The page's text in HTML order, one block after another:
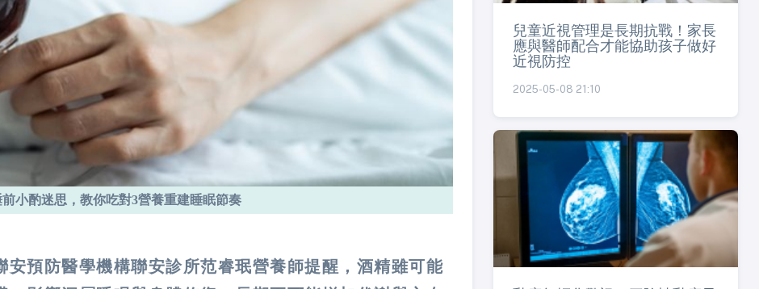
小酌迷思，教你吃對3營養重建睡眠節奏
預防醫學機構聯安診所范睿珉營養師提醒，酒精雖可能
兒童近視管理是長期抗戰！家長
應與醫師配合才能協助孩子做好
近視防控
2025-05-08 21:10